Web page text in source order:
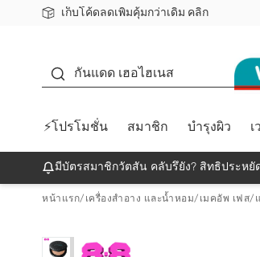
เก็บโค้ดลดเพิ่มคุ้มกว่าเดิม คลิก
ชอปออนไลน์ครั้งแรก ลดเพิ่มจุก ๆ 10%! 🎉
📦ส่งฟรี! เมื่อชอป 499฿
สมาชิกวัตสัน คลับดียังไง?
กันแดด เฮอไฮเนส
⚡โปรโมชั่น สมาชิก บำรุงผิว
มีบัตรสมาชิกวัตสัน คลับรึยัง? สิทธิประห
หน้าแรก/ เครื่องสำอาง และน้ำหอม/ เมคอัพ เฟส/